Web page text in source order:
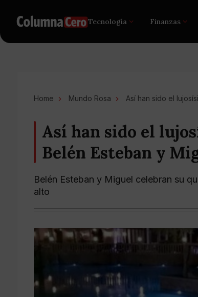
Tecnología Finanzas
Home Mundo Rosa Así han sido el
Así han sido el
Belén Esteban y
Belén Esteban y Miguel celebran su
alto